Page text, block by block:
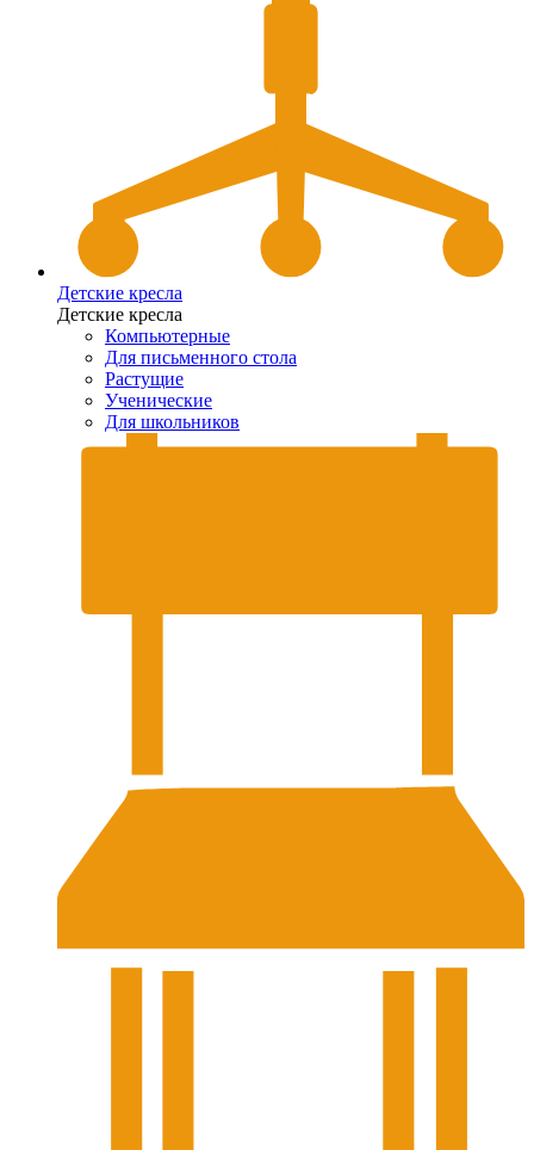
Детские кресла
Детские кресла
Компьютерные
Для письменного стола
Растущие
Ученические
Для школьников